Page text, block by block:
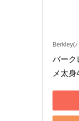
Berkley(
バーク
メ太